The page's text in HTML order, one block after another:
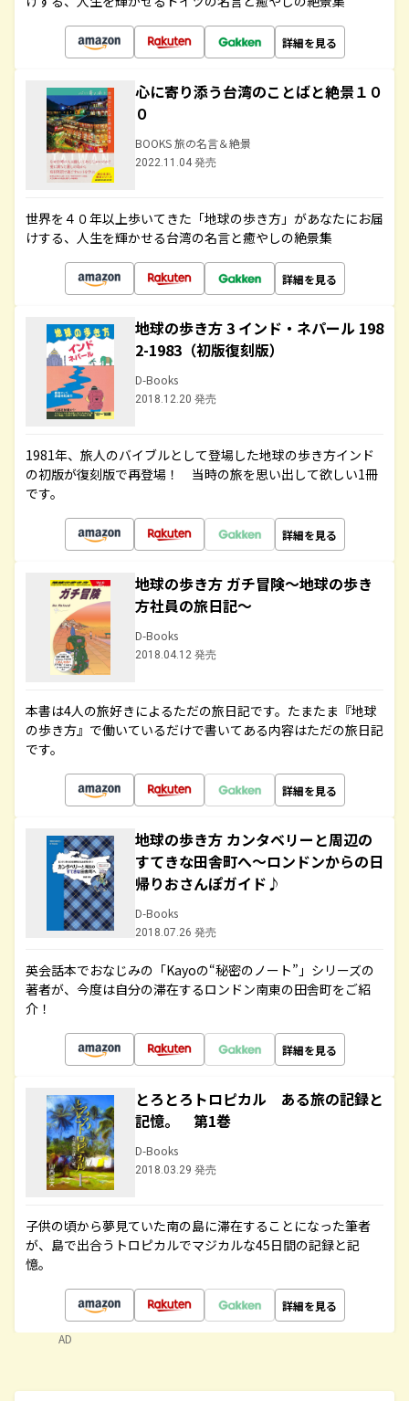
詳細を見る
心に寄り添う台湾のことばと絶景１０
０
BOOKS 旅の名言＆絶景
2022.11.04 発売
世界を４０年以上歩いてきた「地球の歩き方」があなたにお届
けする、人生を輝かせる台湾の名言と癒やしの絶景集
詳細を見る
地球の歩き方 3 インド・ネパール 198
2-1983（初版復刻版）
D-Books
2018.12.20 発売
1981年、旅人のバイブルとして登場した地球の歩き方インド
の初版が復刻版で再登場！ 当時の旅を思い出して欲しい1冊
です。
詳細を見る
地球の歩き方 ガチ冒険～地球の歩き
方社員の旅日記～
D-Books
2018.04.12 発売
本書は4人の旅好きによるただの旅日記です。たまたま『地球
の歩き方』で働いているだけで書いてある内容はただの旅日記
です。
詳細を見る
地球の歩き方 カンタベリーと周辺の
すてきな田舎町へ～ロンドンからの日
帰りおさんぽガイド♪
D-Books
2018.07.26 発売
英会話本でおなじみの「Kayoの“秘密のノート”」シリーズの
著者が、今度は自分の滞在するロンドン南東の田舎町をご紹
介！
詳細を見る
とろとろトロピカル ある旅の記録と
記憶。 第1巻
D-Books
2018.03.29 発売
子供の頃から夢見ていた南の島に滞在することになった筆者
が、島で出合うトロピカルでマジカルな45日間の記録と記
憶。
詳細を見る
AD